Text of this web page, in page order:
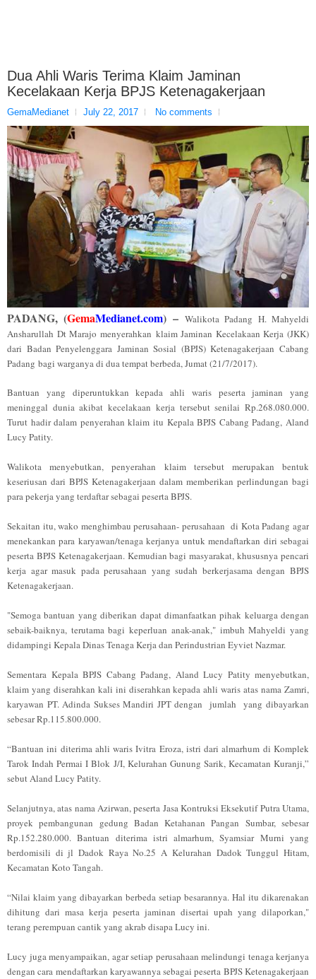
Dua Ahli Waris Terima Klaim Jaminan
Kecelakaan Kerja BPJS Ketenagakerjaan
GemaMedianet July 22, 2017 No comments
PADANG, (GemaMedianet.com) –Walikota Padang H. Mahyeldi
Ansharullah Dt Marajo menyerahkan klaim Jaminan Kecelakaan Kerja (JKK)
dari Badan Penyelenggara Jaminan Sosial (BPJS) Ketenagakerjaan Cabang
Padang bagi warganya di dua tempat berbeda, Jumat (21/7/2017).
Bantuan yang diperuntukkan kepada ahli waris peserta jaminan yang
meninggal dunia akibat kecelakaan kerja tersebut senilai Rp.268.080.000.
Turut hadir dalam penyerahan klaim itu Kepala BPJS Cabang Padang, Aland
Lucy Patity.
Walikota menyebutkan, penyerahan klaim tersebut merupakan bentuk
keseriusan dari BPJS Ketenagakerjaan dalam memberikan perlindungan bagi
para pekerja yang terdaftar sebagai peserta BPJS.
Sekaitan itu, wako menghimbau perusahaan- perusahaan di Kota Padang agar
menekankan para karyawan/tenaga kerjanya untuk mendaftarkan diri sebagai
peserta BPJS Ketenagakerjaan. Kemudian bagi masyarakat, khususnya pencari
kerja agar masuk pada perusahaan yang sudah berkerjasama dengan BPJS
Ketenagakerjaan.
"Semoga bantuan yang diberikan dapat dimanfaatkan pihak keluarga dengan
sebaik-baiknya, terutama bagi keperluan anak-anak," imbuh Mahyeldi yang
didampingi Kepala Dinas Tenaga Kerja dan Perindustrian Eyviet Nazmar.
Sementara Kepala BPJS Cabang Padang, Aland Lucy Patity menyebutkan,
klaim yang diserahkan kali ini diserahkan kepada ahli waris atas nama Zamri,
karyawan PT. Adinda Sukses Mandiri JPT dengan jumlah yang dibayarkan
sebesar Rp.115.800.000.
“Bantuan ini diterima ahli waris Ivitra Eroza, istri dari almarhum di Komplek
Tarok Indah Permai I Blok J/I, Kelurahan Gunung Sarik, Kecamatan Kuranji,”
sebut Aland Lucy Patity.
Selanjutnya, atas nama Azirwan, peserta Jasa Kontruksi Eksekutif Putra Utama,
proyek pembangunan gedung Badan Ketahanan Pangan Sumbar, sebesar
Rp.152.280.000. Bantuan diterima istri almarhum, Syamsiar Murni yang
berdomisili di jl Dadok Raya No.25 A Kelurahan Dadok Tunggul Hitam,
Kecamatan Koto Tangah.
“Nilai klaim yang dibayarkan berbeda setiap besarannya. Hal itu dikarenakan
dihitung dari masa kerja peserta jaminan disertai upah yang dilaporkan,"
terang perempuan cantik yang akrab disapa Lucy ini.
Lucy juga menyampaikan, agar setiap perusahaan melindungi tenaga kerjanya
dengan cara mendaftarkan karyawannya sebagai peserta BPJS Ketenagakerjaan